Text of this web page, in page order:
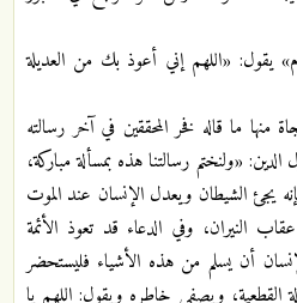
يقول: «اللهم إني أعوذ بك من العديلة
منها ما قاله فخر المحققين في آخر رسالته
«ولنختم رسالتنا هذه بمسألة مباركة،
يجئ الشيطان ويعدل الإنسان عند الموت
النيران، وفي الدعاء قد تعوذ الأئمة
أن يسلم من هذه الأشياء فليستحضر
القطعية، ويصفي خاطره ويقول: اللهم يا